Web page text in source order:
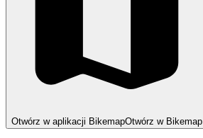
Otwórz w aplikacji BikemapOtwórz w Bikemap